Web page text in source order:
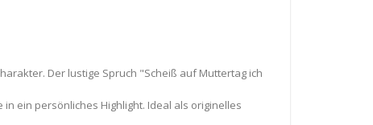
Der lustige Spruch "Scheiß auf Muttertag ich
ein persönliches Highlight. Ideal als originelles